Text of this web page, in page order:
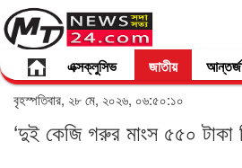
এক্সক্লুসিভ জাতীয়
বৃহস্পতিবার, ২৮ মে, ২০২৬, ০৬:৫০:১০
‘দুই কেজি গরুর মাংস ৫৫০ টাকা